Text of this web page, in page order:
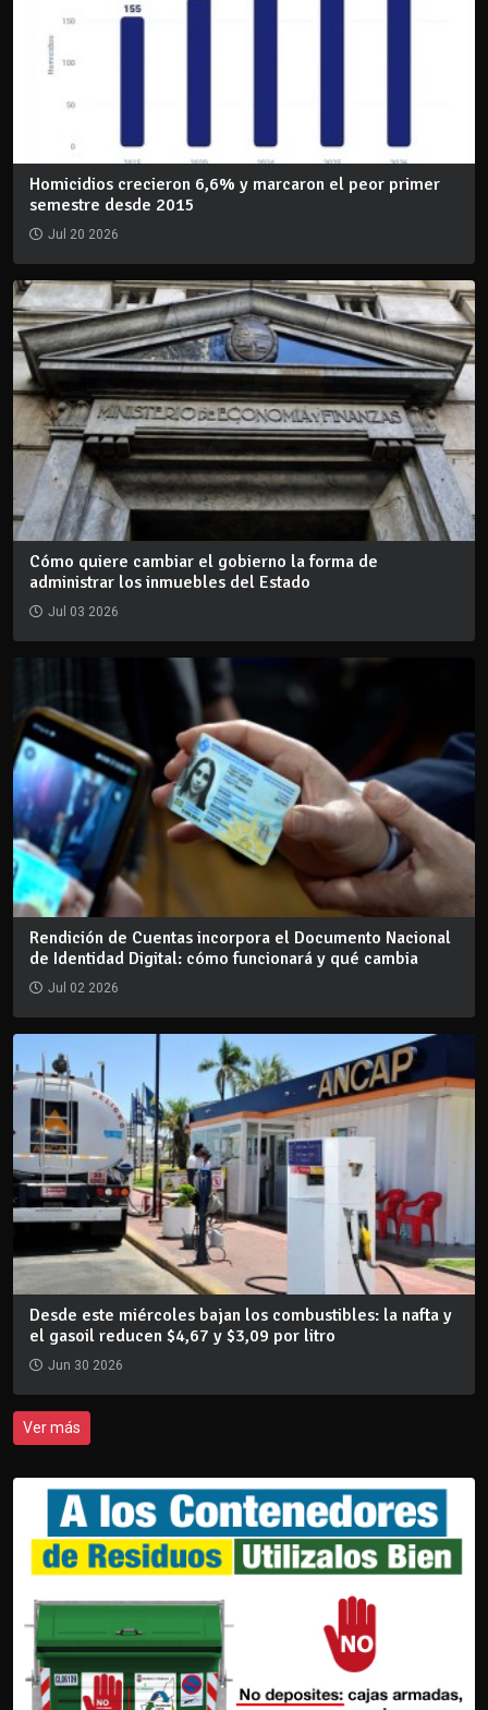
Homicidios crecieron 6,6% y marcaron el peor primer
semestre desde 2015
Jul 20 2026
Cómo quiere cambiar el gobierno la forma de
administrar los inmuebles del Estado
Jul 03 2026
Rendición de Cuentas incorpora el Documento Nacional
de Identidad Digital: cómo funcionará y qué cambia
Jul 02 2026
Desde este miércoles bajan los combustibles: la nafta y
el gasoil reducen $4,67 y $3,09 por litro
Jun 30 2026
Ver más